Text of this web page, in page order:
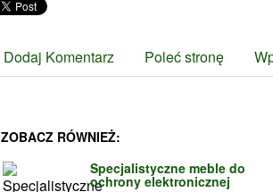
Dodaj Komentarz Poleć stronę
ZOBACZ RÓWNIEŻ:
Specjalistyczne meble do
ochrony elektronicznej